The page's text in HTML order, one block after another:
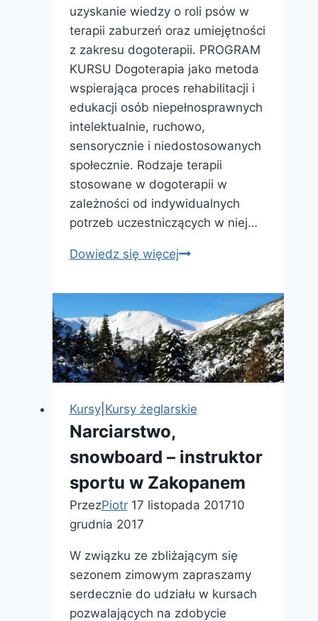
uzyskanie wiedzy o roli psów w
terapii zaburzeń oraz umiejętności
z zakresu dogoterapii. PROGRAM
KURSU Dogoterapia jako metoda
wspierająca proces rehabilitacji i
edukacji osób niepełnosprawnych
intelektualnie, ruchowo,
sensorycznie i niedostosowanych
społecznie. Rodzaje terapii
stosowane w dogoterapii w
zależności od indywidualnych
potrzeb uczestniczących w niej…
Dowiedz się więcejKurs
z
dogoterapii
Kursy| Kursy żeglarskie
Narciarstwo,
snowboard – instruktor
sportu w Zakopanem
PrzezPiotr 17 listopada 201710
grudnia 2017
W związku ze zbliżającym się
sezonem zimowym zapraszamy
serdecznie do udziału w kursach
pozwalających na zdobycie